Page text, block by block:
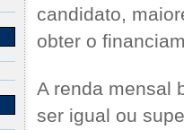
candidato,
obter o
A renda mensal
ser igual ou